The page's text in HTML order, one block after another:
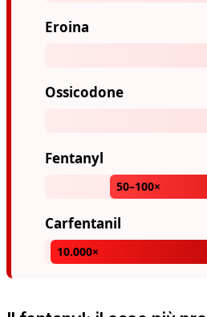
Eroina
Ossicodone
Fentanyl
50–100×
Carfentanil
10.000×